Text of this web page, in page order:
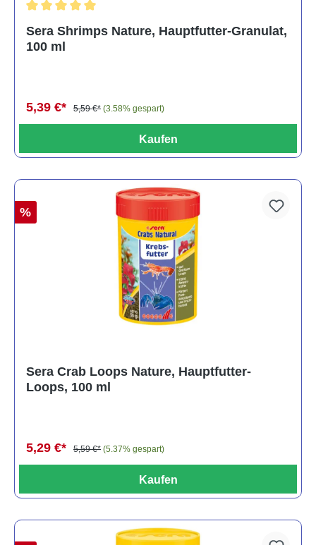
Sera Shrimps Nature, Hauptfutter-Granulat,
100 ml
5,39 €* 5,59 €* (3.58% gespart)
Kaufen
%
Sera Crab Loops Nature, Hauptfutter-
Loops, 100 ml
5,29 €* 5,59 €* (5.37% gespart)
Kaufen